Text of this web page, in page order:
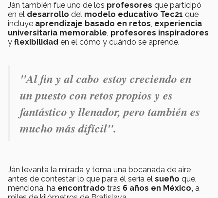
Ján también fue uno de los profesores que participó
en el desarrollo del modelo educativo Tec21 que
incluye aprendizaje basado en retos, experiencia
universitaria memorable, profesores inspiradores
y flexibilidad en el cómo y cuándo se aprende.
"Al fin y al cabo estoy creciendo en
un puesto con retos propios y es
fantástico y llenador, pero también es
mucho más difícil".
Ján levanta la mirada y toma una bocanada de aire
antes de contestar lo que para él sería el sueño que,
menciona, ha encontrado tras 6 años en México, a